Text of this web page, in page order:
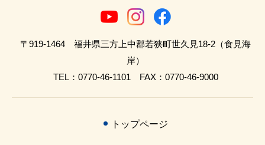
〒919-1464 福井県三方上中郡若狭町世久見18-2（食見海
岸）
TEL：0770-46-1101 FAX：0770-46-9000
トップページ